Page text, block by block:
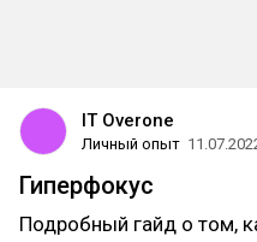
IT Overone
Личный опыт
Гиперфокус
Подробный гайд о том,